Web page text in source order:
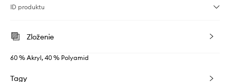
ID produktu
Zloženie
60 % Akryl, 40 % Polyamid
Tagy